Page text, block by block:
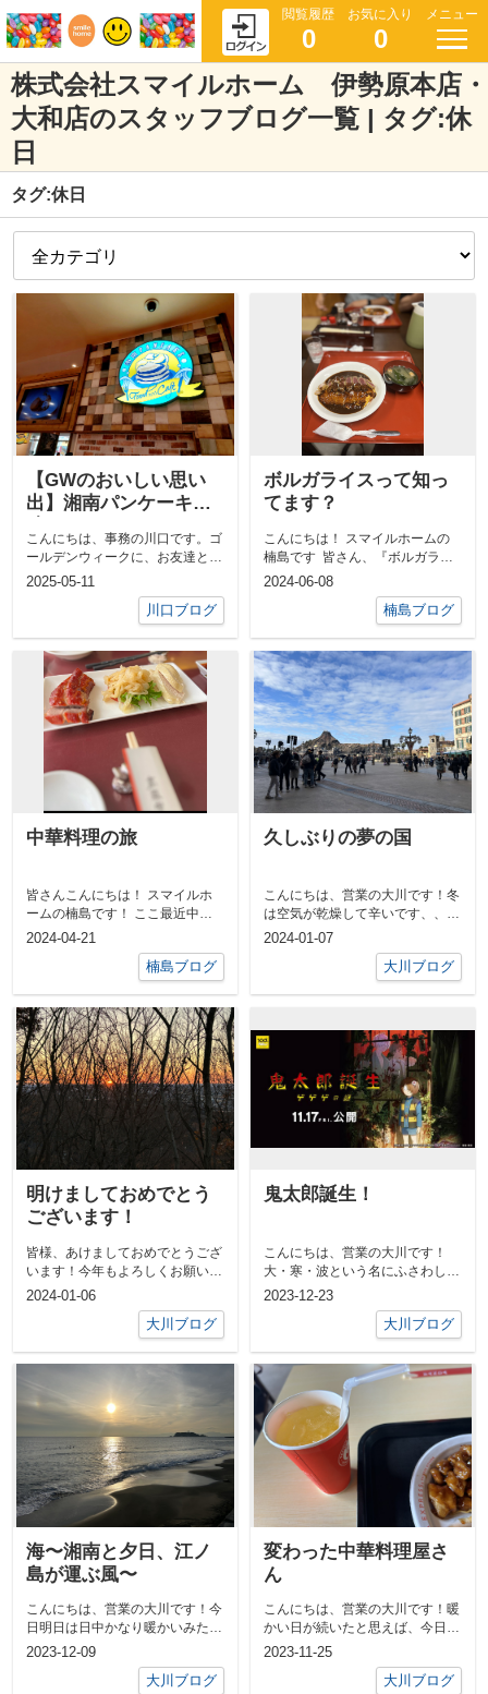
閲覧履歴
0
お気に入り
0
メニュー
株式会社スマイルホーム 伊勢原本店・
大和店のスタッフブログ一覧 | タグ:休
日
タグ:休日
【GWのおいしい思い
出】湘南パンケーキで
ナナ＆エスプレッソム
ースの極上パンケーキ
こんにちは、事務の川口です。ゴ
ールデンウィークに、お友達と一
緒に「湘南パンケーキ 」へ。お
2025-05-11
川口ブログ
ボルガライスって知っ
てます？
こんにちは！ スマイルホームの
楠島です 皆さん、『ボルガライ
ス』って食べ物ご...
2024-06-08
楠島ブログ
中華料理の旅
皆さんこんにちは！ スマイルホ
ームの楠島です！ ここ最近中華
料理にハマっていまして、 この...
2024-04-21
楠島ブログ
久しぶりの夢の国
こんにちは、営業の大川です！冬
は空気が乾燥して辛いです、、保
湿ケアは大切ですね！先日、1月2
2024-01-07
大川ブログ
明けましておめでとう
ございます！
皆様、あけましておめでとうござ
います！今年もよろしくお願いい
たします！2024年、私は厄年で
2024-01-06
大川ブログ
鬼太郎誕生！
こんにちは、営業の大川です！
大・寒・波という名にふさわしい
寒さですね、年末年始はしっかり
2023-12-23
大川ブログ
海〜湘南と夕日、江ノ
島が運ぶ風〜
こんにちは、営業の大川です！今
日明日は日中かなり暖かいみたい
ですね！最近寒かったので嬉しい
2023-12-09
大川ブログ
変わった中華料理屋さ
ん
こんにちは、営業の大川です！暖
かい日が続いたと思えば、今日は
一気に寒くなりましたね(>_
2023-11-25
大川ブログ